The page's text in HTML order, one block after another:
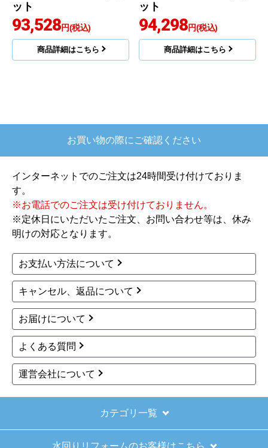
ット
93,528円(税込)
商品詳細はこちら
ット
94,298円(税込)
商品詳細はこちら
お買い物の際にご確認ください
インターネットでのご注文は24時間受け付けておりま
す。
※お電話でのご注文は受け付けておりません。
※定休日にいただいたご注文、お問い合わせ等は、休み
明けの対応となります。
お支払い方法について
キャンセル、返品について
お届けについて
よくある質問
運営会社について
カテゴリ一覧